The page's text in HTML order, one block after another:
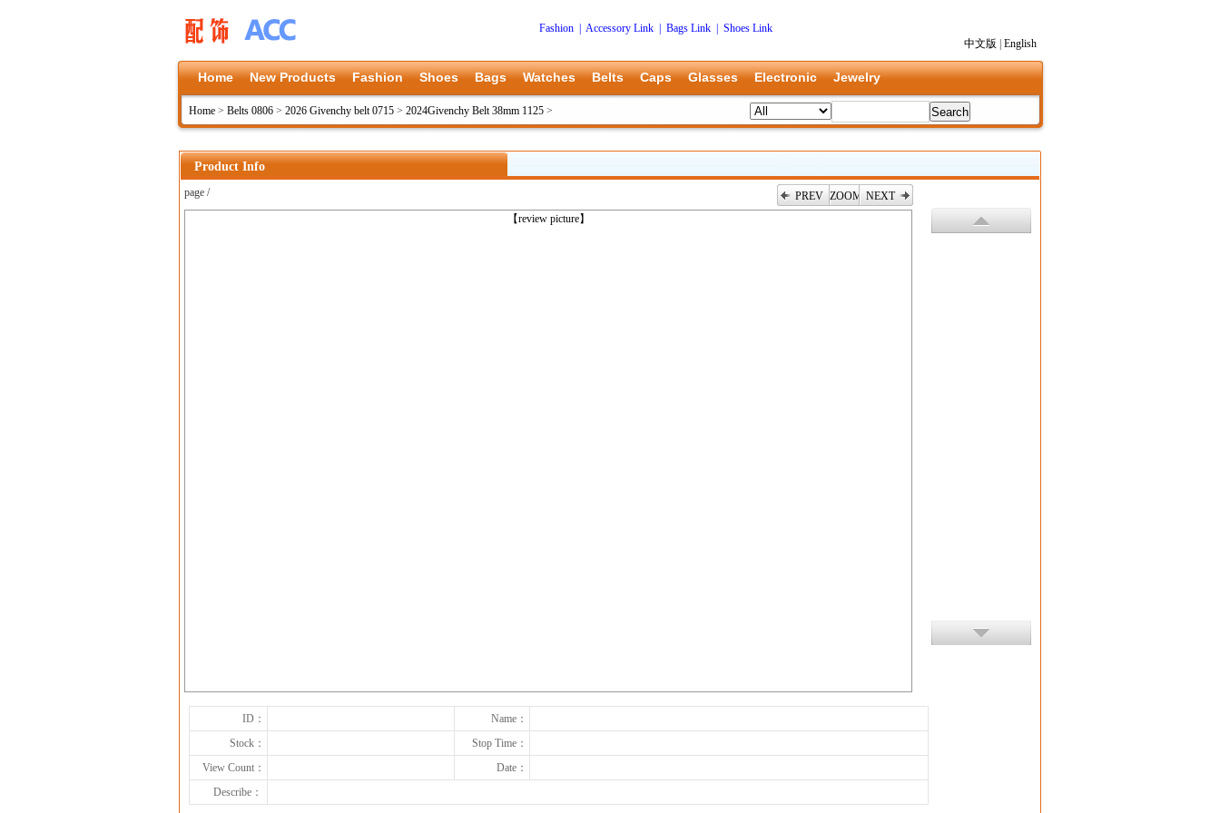
Fashion Accessory Link Bags Link
Shoes Link
中文版
English
Home New Products Fashion Shoes Bags Watches Belts Caps Glasses Electronic Jewelry
Home > Belts 0806 > 2026 Givenchy belt 0715 > 2024Givenchy Belt 38mm 1125 >
Product Info
page / PREV ZOOM NEXT
【review picture】
上一张
ID：
Name：
Stock：
Stop Time：
View Count：
Date：
Describe：